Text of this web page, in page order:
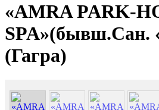
«AMRA PARK-
SPA»(бывш.Сан.
(Гагра)